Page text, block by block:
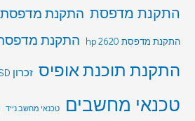
התקנת מדפסת התקנת מדפסת HP
התקנת מדפסת hp 2620 התקנת
התקנת תוכנת אופיס זכרון SSD
טכנאי מחשבים טכנאי מחשב נייד